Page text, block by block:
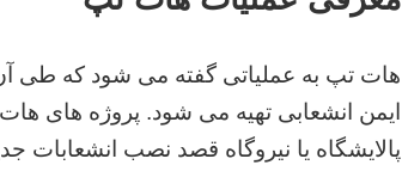
هات تپ به عملیاتی گفته می شود که طی
ایمن انشعابی تهیه می شود. پروژه های
پالایشگاه یا نیروگاه قصد نصب انشعابات